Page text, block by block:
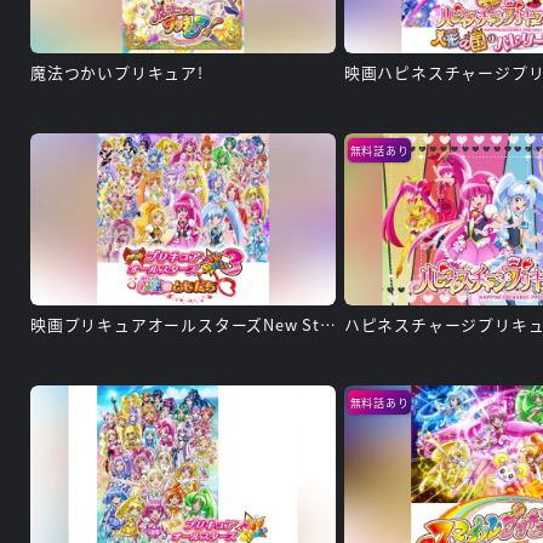
魔法つかいプリキュア!
映画プリキュアオールスターズNew Stage3 永遠のともだち
無料話あり
ハピネスチャージプリキ
無料話あり